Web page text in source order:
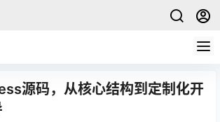
源码，从核心结构到定制化开